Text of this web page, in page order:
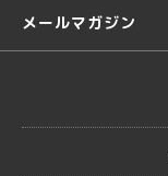
メールマガジン